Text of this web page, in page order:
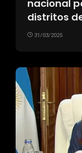
nacional
distritos
31/03/2025